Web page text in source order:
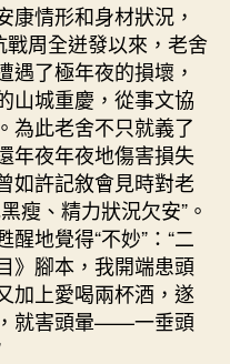
康情形和身材狀況，
戰周全迸發以來，老舍
遇了極年夜的損壞，
山城重慶，從事文協
為此老舍不只就義了
年夜年夜地傷害損失
如許記敘會見時對老
瘦、精力狀況欠安”。
地覺得“不妙”：“二
》腳本，我開端患頭
加上愛喝兩杯酒，遂
就害頭暈——一垂頭